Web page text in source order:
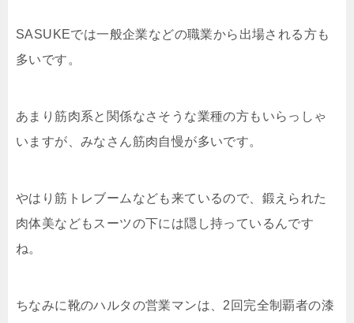
SASUKEでは一般企業などの職業から出場される方も
多いです。
あまり筋肉系と関係なさそうな業種の方もいらっしゃ
いますが、みなさん筋肉自慢が多いです。
やはり筋トレブームなども来ているので、鍛えられた
肉体美などもスーツの下には隠し持っているんです
ね。
ちなみに靴のハルタの営業マンは、2回完全制覇者の漆